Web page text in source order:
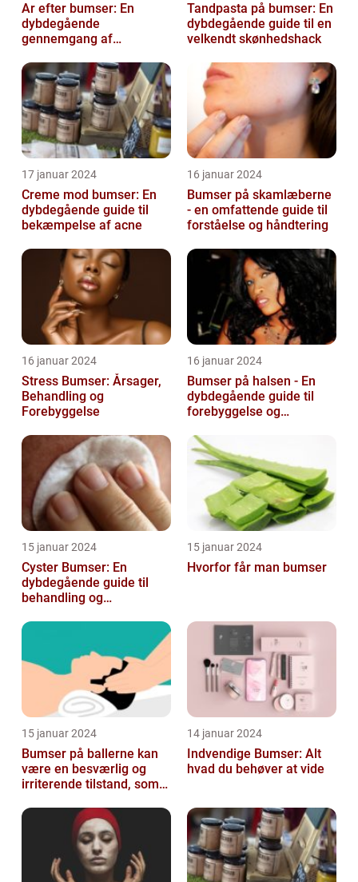
Ar efter bumser: En
dybdegående
gennemgang af
og forebyggelse
Tandpasta på bumser: En
dybdegående guide til en
velkendt skønhedshack
17 januar 2024
Creme mod bumser: En
dybdegående guide til
bekæmpelse af acne
16 januar 2024
Bumser på skamlæberne
- en omfattende guide til
forståelse og håndtering
16 januar 2024
Stress Bumser: Årsager,
Behandling og
Forebyggelse
16 januar 2024
Bumser på halsen - En
dybdegående guide til
forebyggelse og
15 januar 2024
Cyster Bumser: En
dybdegående guide til
behandling og
15 januar 2024
Hvorfor får man bumser
15 januar 2024
Bumser på ballerne kan
være en besværlig og
irriterende tilstand, som
oplever på et ...
14 januar 2024
Indvendige Bumser: Alt
hvad du behøver at vide